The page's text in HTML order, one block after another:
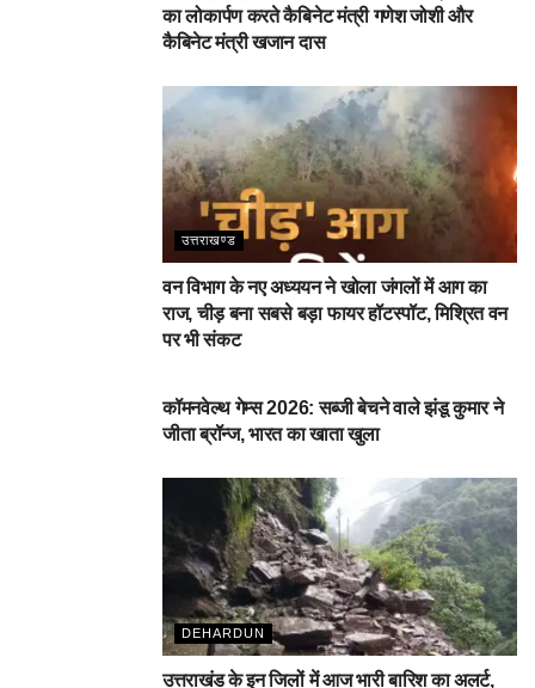
का लोकार्पण करते कैबिनेट मंत्री गणेश जोशी और
कैबिनेट मंत्री खजान दास
उत्तराखण्ड
वन विभाग के नए अध्ययन ने खोला जंगलों में आग का
राज, चीड़ बना सबसे बड़ा फायर हॉटस्पॉट, मिश्रित वन
पर भी संकट
कॉमनवेल्थ गेम्स 2026: सब्जी बेचने वाले झंडू कुमार ने
जीता ब्रॉन्ज, भारत का खाता खुला
DEHARDUN
उत्तराखंड के इन जिलों में आज भारी बारिश का अलर्ट,